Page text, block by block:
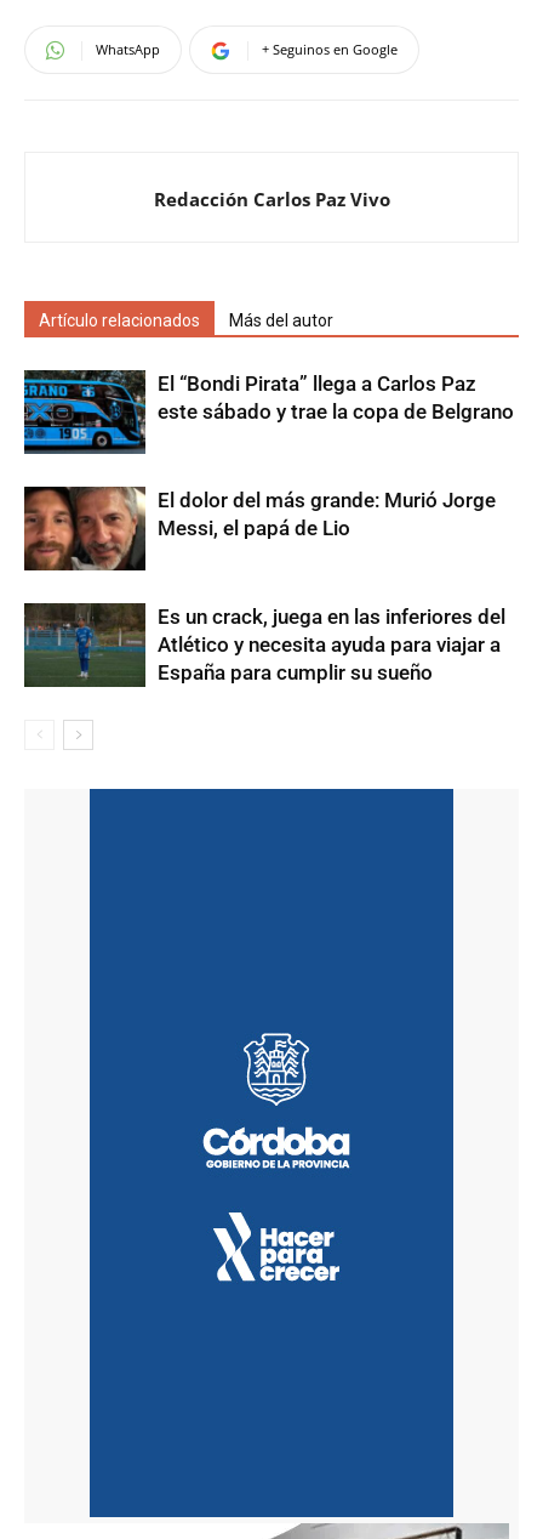
WhatsApp + Seguinos en Google
Redacción Carlos Paz Vivo
Artículo relacionados Más del autor
El “Bondi Pirata” llega a Carlos Paz
este sábado y trae la copa de Belgrano
El dolor del más grande: Murió Jorge
Messi, el papá de Lio
Es un crack, juega en las inferiores del
Atlético y necesita ayuda para viajar a
España para cumplir su sueño